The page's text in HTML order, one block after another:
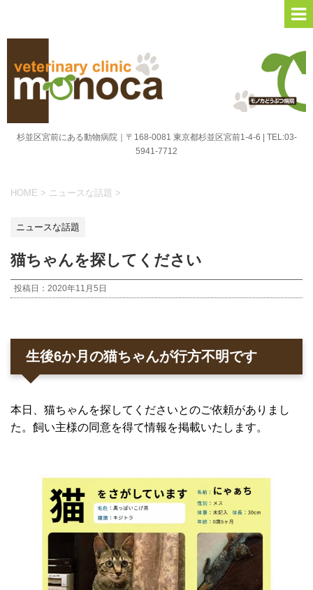
杉並区宮前にある動物病院｜〒168-0081 東京都杉並区宮前1-4-6 | TEL:03-
5941-7712
HOME > ニュースな話題 >
ニュースな話題
猫ちゃんを探してください
投稿日： 2020年11月5日
生後6か月の猫ちゃんが行方不明です
本日、猫ちゃんを探してくださいとのご依頼がありまし
た。飼い主様の同意を得て情報を掲載いたします。